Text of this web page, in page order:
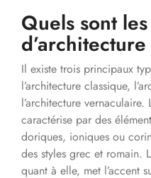
Quels sont
Il existe trois principaux
l’architecture classique,
l’architecture vernaculaire.
caractérise par des
doriques, ioniques ou
des styles grec et romain.
quant à elle, met l’accent